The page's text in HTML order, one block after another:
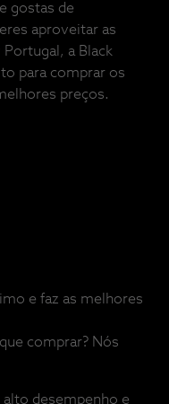
gostas de
aproveitar as
a Black
para comprar os
preços.
e faz as melhores
comprar? Nós
desempenho e